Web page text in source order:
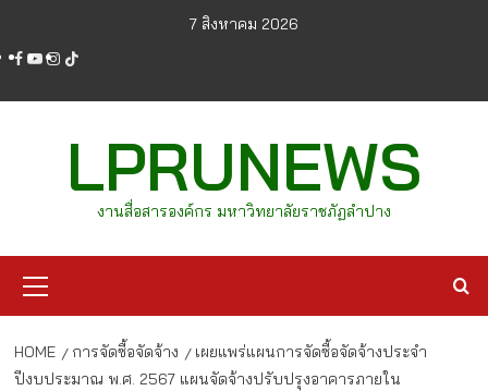
content
7 สิงหาคม 2026
facebook
youtube
instagram
tiktok
LPRUNEWS
งานสื่อสารองค์กร มหาวิทยาลัยราชภัฏลำปาง
Menu
HOME การจัดซื้อจัดจ้าง
เผยแพร่แผนการจัดซื้อจัดจ้างประจำ
ปีงบประมาณ พ.ศ. 2567 แผนจัดจ้างปรับปรุงอาคารภายใน